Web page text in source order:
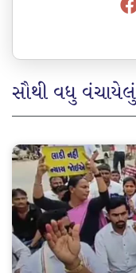
સૌથી વધુ વંચાયેલું